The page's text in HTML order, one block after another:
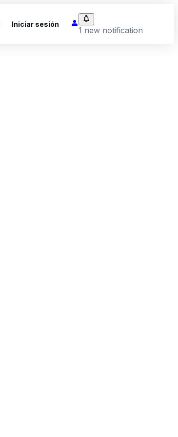
Iniciar sesión
1 new notification